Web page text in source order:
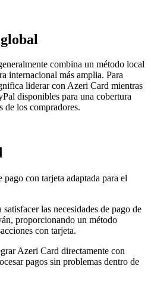
combina un método local
internacional más amplia. Para
liderar con Azeri Card mientras
disponibles para una cobertura
de los compradores.
con tarjeta adaptada para el
las necesidades de pago de
proporcionando un método
con tarjeta.
Azeri Card directamente con
pagos sin problemas dentro de